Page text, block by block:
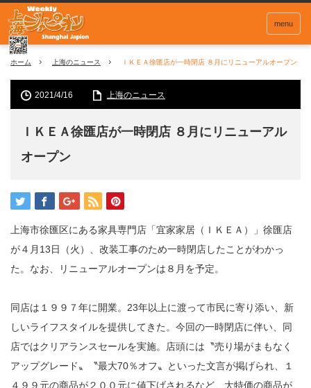
menu
ホーム 上海のニュース ＩＫＥＡ徐匯店が一時閉店 ８月にリニューアルオープン
2021/4/16 上海のニュース
ＩＫＥＡ徐匯店が一時閉店 ８月にリニューアル
オープン
上海市徐匯区にある家具専門店「宜家家居 （ＩＫＥＡ）」徐匯店
が４月 13日（火）、改装工事のため一時閉店したことがわかっ
た。なお、リニューアルオープンは８月を予定。
同店は１９９７年に開業。 23年以上に渡って市民に寄り添い、新
しいライフスタイルを提供してきた。今回の一時閉店に伴い、同
店ではクリアランスセールを実施。店頭には〝売り場がまもなく
アップグレード〟〝最大70％オフ〟といった文言が掲げられ、１
４９９元の商品が２００元に値下げされるなど、大特価の商品が